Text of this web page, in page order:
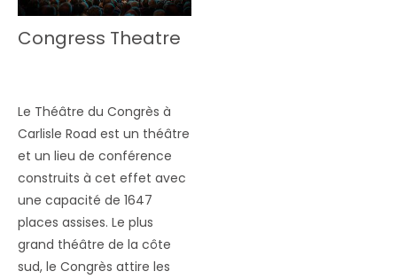
Congress Theatre
Le Théâtre du Congrès à
Carlisle Road est un théâtre
et un lieu de conférence
construits à cet effet avec
une capacité de 1647
places assises. Le plus
grand théâtre de la côte
sud, le Congrès attire les